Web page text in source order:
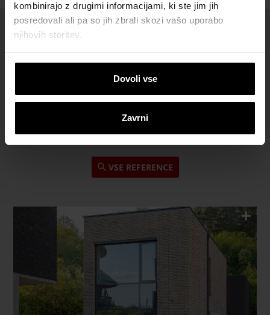
kombinirajo z drugimi informacijami, ki ste jim jih
posredovali ali pa so jih zbrali skozi vašo uporabo
njihovih storitev.
Dovoli vse
Zavrni
Wienerberger reference
Naj vas navdihnejo številni realizirani projekti,
ki odražajo možnosti gradnje z našimi
VSE REFERENCE